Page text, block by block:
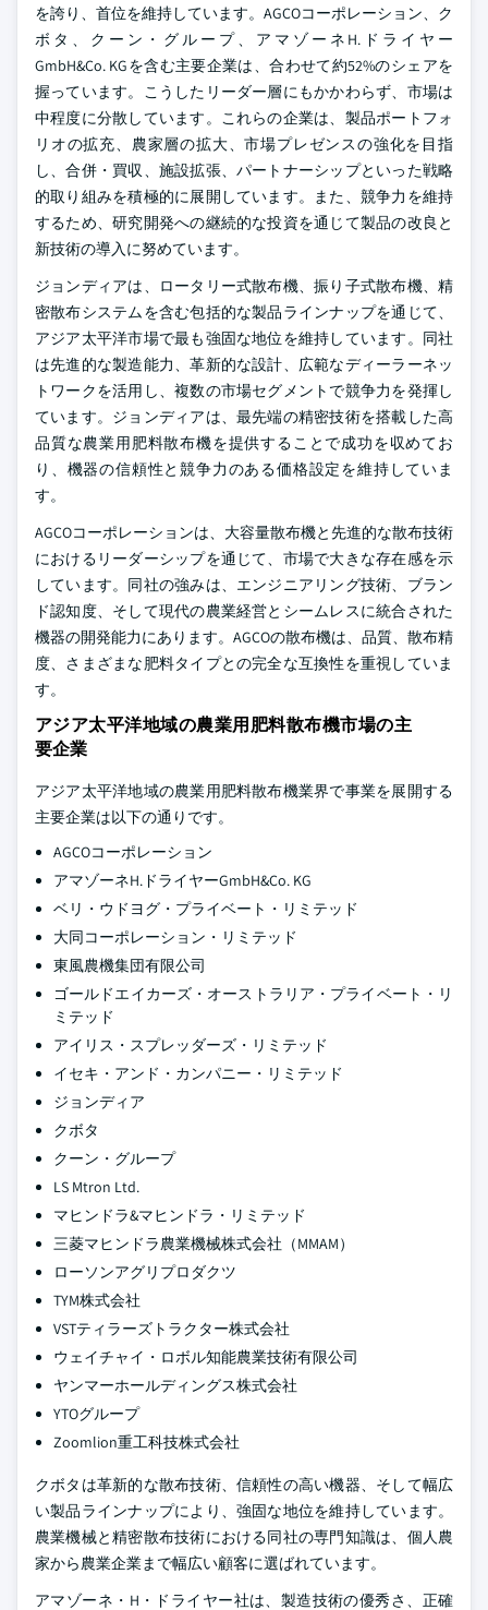
を誇り、首位を維持しています。AGCOコーポレーション、ク
ボタ、クーン・グループ、アマゾーネH.ドライヤー
GmbH&Co. KGを含む主要企業は、合わせて約52%のシェアを
握っています。こうしたリーダー層にもかかわらず、市場は
中程度に分散しています。これらの企業は、製品ポートフォ
リオの拡充、農家層の拡大、市場プレゼンスの強化を目指
し、合併・買収、施設拡張、パートナーシップといった戦略
的取り組みを積極的に展開しています。また、競争力を維持
するため、研究開発への継続的な投資を通じて製品の改良と
新技術の導入に努めています。
ジョンディアは、ロータリー式散布機、振り子式散布機、精
密散布システムを含む包括的な製品ラインナップを通じて、
アジア太平洋市場で最も強固な地位を維持しています。同社
は先進的な製造能力、革新的な設計、広範なディーラーネッ
トワークを活用し、複数の市場セグメントで競争力を発揮し
ています。ジョンディアは、最先端の精密技術を搭載した高
品質な農業用肥料散布機を提供することで成功を収めてお
り、機器の信頼性と競争力のある価格設定を維持していま
す。
AGCOコーポレーションは、大容量散布機と先進的な散布技術
におけるリーダーシップを通じて、市場で大きな存在感を示
しています。同社の強みは、エンジニアリング技術、ブラン
ド認知度、そして現代の農業経営とシームレスに統合された
機器の開発能力にあります。AGCOの散布機は、品質、散布精
度、さまざまな肥料タイプとの完全な互換性を重視していま
す。
アジア太平洋地域の農業用肥料散布機市場の主
要企業
アジア太平洋地域の農業用肥料散布機業界で事業を展開する
主要企業は以下の通りです。
AGCOコーポレーション
アマゾーネH.ドライヤーGmbH&Co. KG
ベリ・ウドヨグ・プライベート・リミテッド
大同コーポレーション・リミテッド
東風農機集団有限公司
ゴールドエイカーズ・オーストラリア・プライベート・リ
ミテッド
アイリス・スプレッダーズ・リミテッド
イセキ・アンド・カンパニー・リミテッド
ジョンディア
クボタ
クーン・グループ
LS Mtron Ltd.
マヒンドラ&マヒンドラ・リミテッド
三菱マヒンドラ農業機械株式会社（MMAM）
ローソンアグリプロダクツ
TYM株式会社
VSTティラーズトラクター株式会社
ウェイチャイ・ロボル知能農業技術有限公司
ヤンマーホールディングス株式会社
YTOグループ
Zoomlion重工科技株式会社
クボタは革新的な散布技術、信頼性の高い機器、そして幅広
い製品ラインナップにより、強固な地位を維持しています。
農業機械と精密散布技術における同社の専門知識は、個人農
家から農業企業まで幅広い顧客に選ばれています。
アマゾーネ・H・ドライヤー社は、製造技術の優秀さ、正確